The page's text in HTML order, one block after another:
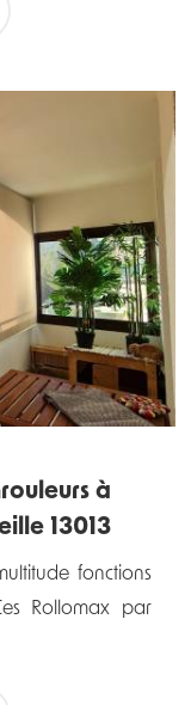
à
13013
fonctions
Rollomax par